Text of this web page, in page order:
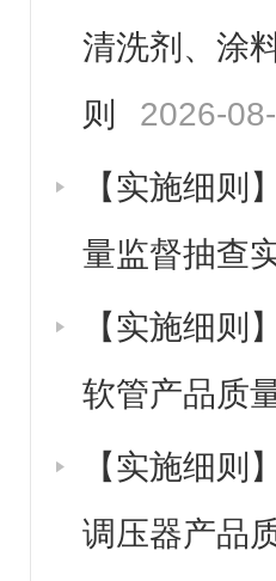
清洗剂、涂
则
2026-
【实施细则
量监督抽查
【实施细则
软管产品质
【实施细则
调压器产品